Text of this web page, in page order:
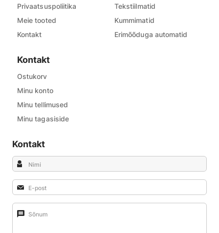
Privaatsuspoliitika
Meie tooted
Kontakt
Tekstiilmatid
Kummimatid
Erimõõduga automatid
Kontakt
Ostukorv
Minu konto
Minu tellimused
Minu tagasiside
Kontakt